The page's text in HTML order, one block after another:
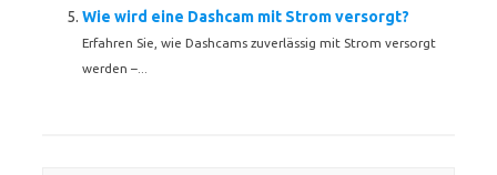
Wie wird eine Dashcam mit Strom versorgt?
Erfahren Sie, wie Dashcams zuverlässig mit Strom versorgt
werden –...